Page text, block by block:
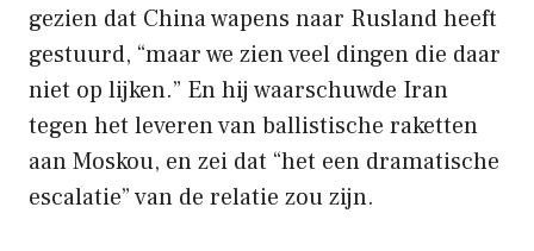
gezien dat China wapens naar Rusland heeft
gestuurd, “maar we zien veel dingen die daar
niet op lijken.” En hij waarschuwde Iran
tegen het leveren van ballistische raketten
aan Moskou, en zei dat “het een dramatische
escalatie” van de relatie zou zijn.